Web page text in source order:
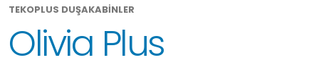
TEKOPLUS DUŞAKABİNLER
Olivia Plus